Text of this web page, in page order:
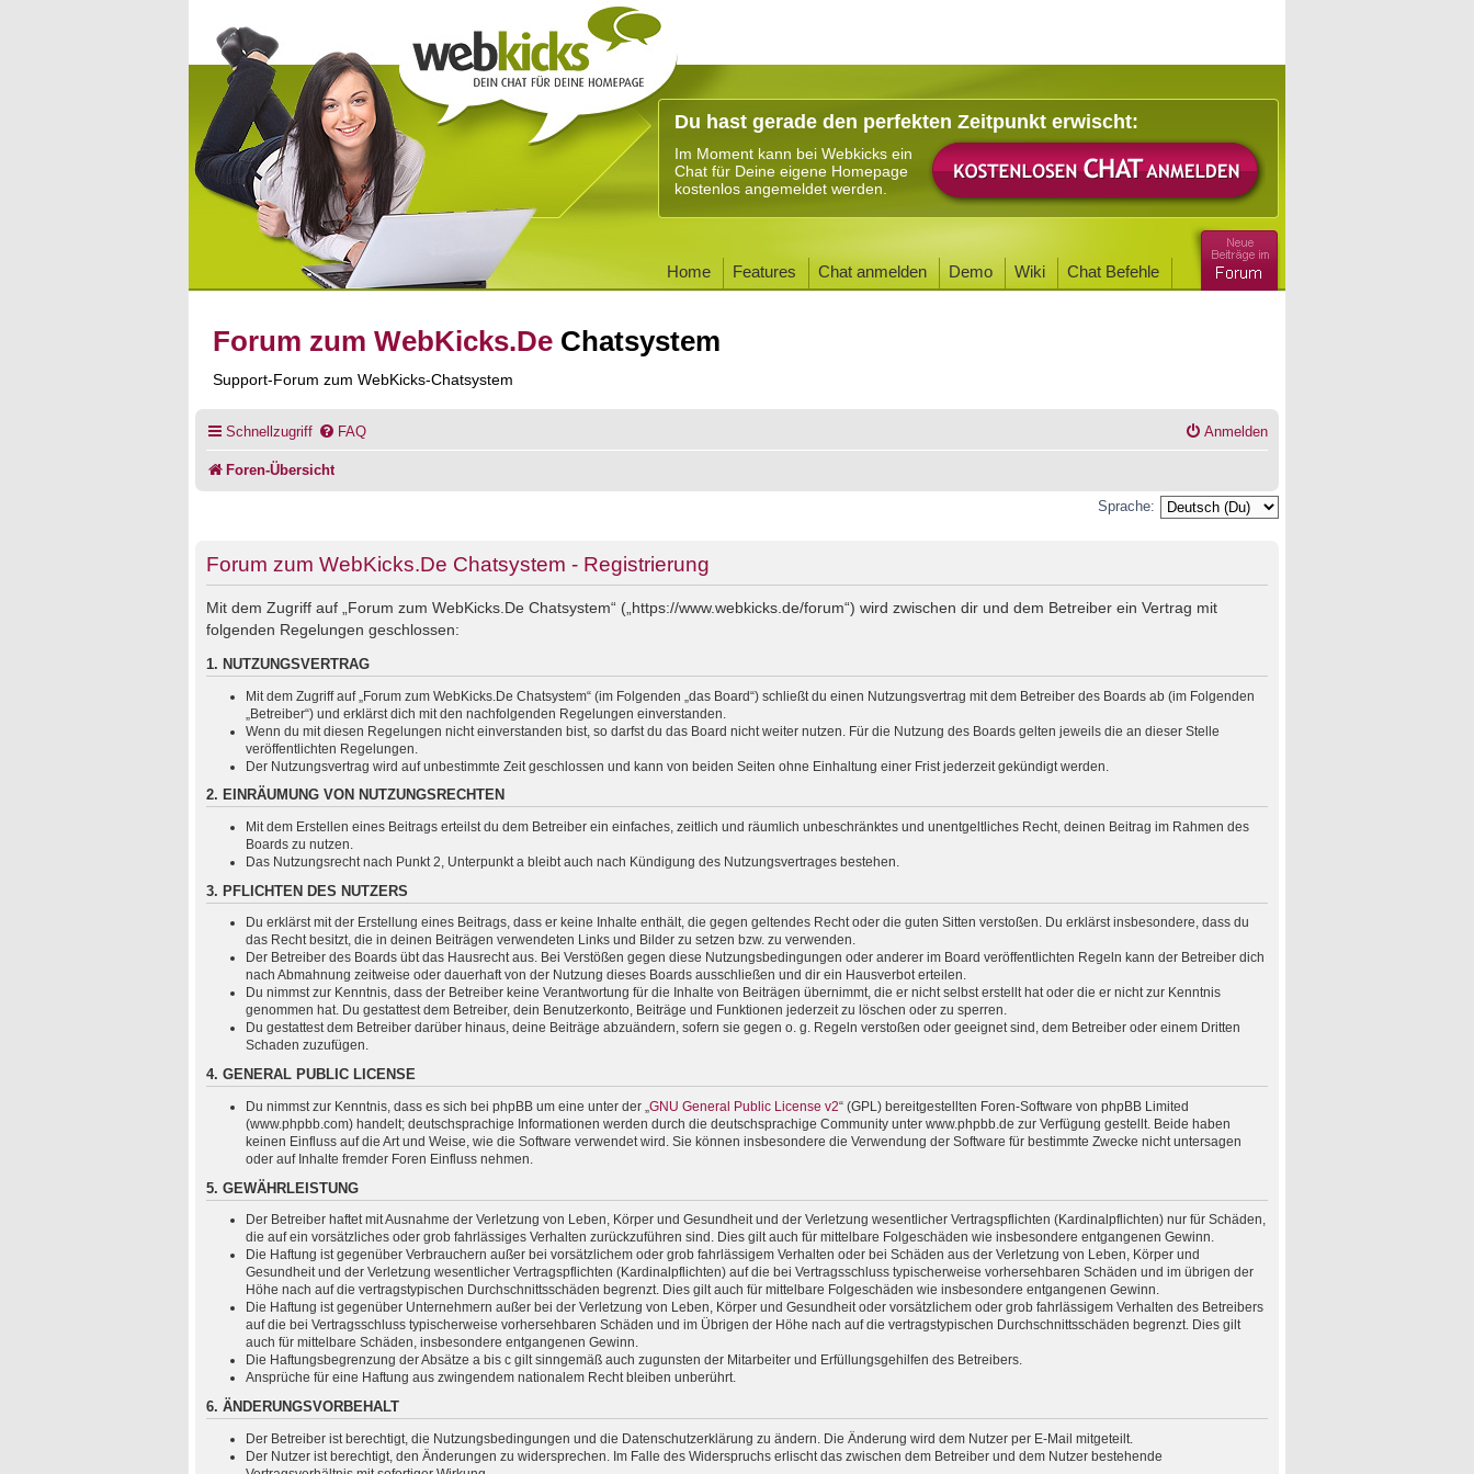
Du hast gerade den perfekten Zeitpunkt erwischt:
Im Moment kann bei Webkicks ein
Chat für Deine eigene Homepage
kostenlos angemeldet werden.
Home Features Chat anmelden Demo Wiki Chat Befehle
Forum zum WebKicks.De Chatsystem
Support-Forum zum WebKicks-Chatsystem
Schnellzugriff FAQ Anmelden
Foren-Übersicht
Sprache:
Forum zum WebKicks.De Chatsystem - Registrierung
Mit dem Zugriff auf „Forum zum WebKicks.De Chatsystem“ („https://www.webkicks.de/forum“) wird zwischen dir und dem Betreiber ein Vertrag mit
folgenden Regelungen geschlossen:
1. NUTZUNGSVERTRAG
Mit dem Zugriff auf „Forum zum WebKicks.De Chatsystem“ (im Folgenden „das Board“) schließt du einen Nutzungsvertrag mit dem Betreiber des Boards ab (im Folgenden
„Betreiber“) und erklärst dich mit den nachfolgenden Regelungen einverstanden.
Wenn du mit diesen Regelungen nicht einverstanden bist, so darfst du das Board nicht weiter nutzen. Für die Nutzung des Boards gelten jeweils die an dieser Stelle
veröffentlichten Regelungen.
Der Nutzungsvertrag wird auf unbestimmte Zeit geschlossen und kann von beiden Seiten ohne Einhaltung einer Frist jederzeit gekündigt werden.
2. EINRÄUMUNG VON NUTZUNGSRECHTEN
Mit dem Erstellen eines Beitrags erteilst du dem Betreiber ein einfaches, zeitlich und räumlich unbeschränktes und unentgeltliches Recht, deinen Beitrag im Rahmen des
Boards zu nutzen.
Das Nutzungsrecht nach Punkt 2, Unterpunkt a bleibt auch nach Kündigung des Nutzungsvertrages bestehen.
3. PFLICHTEN DES NUTZERS
Du erklärst mit der Erstellung eines Beitrags, dass er keine Inhalte enthält, die gegen geltendes Recht oder die guten Sitten verstoßen. Du erklärst insbesondere, dass du
das Recht besitzt, die in deinen Beiträgen verwendeten Links und Bilder zu setzen bzw. zu verwenden.
Der Betreiber des Boards übt das Hausrecht aus. Bei Verstößen gegen diese Nutzungsbedingungen oder anderer im Board veröffentlichten Regeln kann der Betreiber dich
nach Abmahnung zeitweise oder dauerhaft von der Nutzung dieses Boards ausschließen und dir ein Hausverbot erteilen.
Du nimmst zur Kenntnis, dass der Betreiber keine Verantwortung für die Inhalte von Beiträgen übernimmt, die er nicht selbst erstellt hat oder die er nicht zur Kenntnis
genommen hat. Du gestattest dem Betreiber, dein Benutzerkonto, Beiträge und Funktionen jederzeit zu löschen oder zu sperren.
Du gestattest dem Betreiber darüber hinaus, deine Beiträge abzuändern, sofern sie gegen o. g. Regeln verstoßen oder geeignet sind, dem Betreiber oder einem Dritten
Schaden zuzufügen.
4. GENERAL PUBLIC LICENSE
Du nimmst zur Kenntnis, dass es sich bei phpBB um eine unter der „ GNU General Public License v2“ (GPL) bereitgestellten Foren-Software von phpBB Limited
(www.phpbb.com) handelt; deutschsprachige Informationen werden durch die deutschsprachige Community unter www.phpbb.de zur Verfügung gestellt. Beide haben
keinen Einfluss auf die Art und Weise, wie die Software verwendet wird. Sie können insbesondere die Verwendung der Software für bestimmte Zwecke nicht untersagen
oder auf Inhalte fremder Foren Einfluss nehmen.
5. GEWÄHRLEISTUNG
Der Betreiber haftet mit Ausnahme der Verletzung von Leben, Körper und Gesundheit und der Verletzung wesentlicher Vertragspflichten (Kardinalpflichten) nur für Schäden,
die auf ein vorsätzliches oder grob fahrlässiges Verhalten zurückzuführen sind. Dies gilt auch für mittelbare Folgeschäden wie insbesondere entgangenen Gewinn.
Die Haftung ist gegenüber Verbrauchern außer bei vorsätzlichem oder grob fahrlässigem Verhalten oder bei Schäden aus der Verletzung von Leben, Körper und
Gesundheit und der Verletzung wesentlicher Vertragspflichten (Kardinalpflichten) auf die bei Vertragsschluss typischerweise vorhersehbaren Schäden und im übrigen der
Höhe nach auf die vertragstypischen Durchschnittsschäden begrenzt. Dies gilt auch für mittelbare Folgeschäden wie insbesondere entgangenen Gewinn.
Die Haftung ist gegenüber Unternehmern außer bei der Verletzung von Leben, Körper und Gesundheit oder vorsätzlichem oder grob fahrlässigem Verhalten des Betreibers
auf die bei Vertragsschluss typischerweise vorhersehbaren Schäden und im Übrigen der Höhe nach auf die vertragstypischen Durchschnittsschäden begrenzt. Dies gilt
auch für mittelbare Schäden, insbesondere entgangenen Gewinn.
Die Haftungsbegrenzung der Absätze a bis c gilt sinngemäß auch zugunsten der Mitarbeiter und Erfüllungsgehilfen des Betreibers.
Ansprüche für eine Haftung aus zwingendem nationalem Recht bleiben unberührt.
6. ÄNDERUNGSVORBEHALT
Der Betreiber ist berechtigt, die Nutzungsbedingungen und die Datenschutzerklärung zu ändern. Die Änderung wird dem Nutzer per E-Mail mitgeteilt.
Der Nutzer ist berechtigt, den Änderungen zu widersprechen. Im Falle des Widerspruchs erlischt das zwischen dem Betreiber und dem Nutzer bestehende